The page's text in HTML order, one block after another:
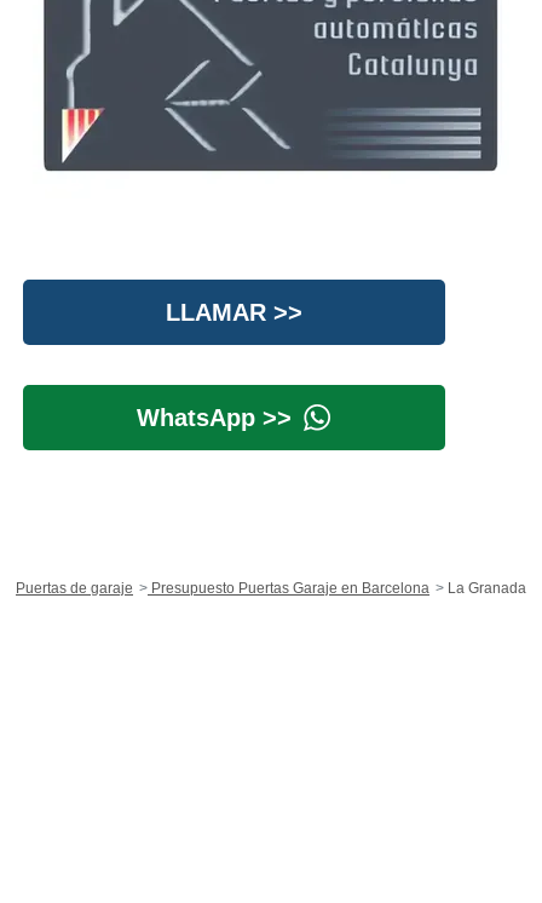
LLAMAR >>
WhatsApp >>
Puertas de garaje Presupuesto Puertas Garaje en Barcelona La Granada